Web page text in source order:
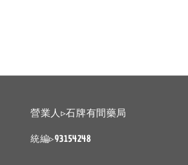
營業人▹石牌有間藥局
統編▹93154248